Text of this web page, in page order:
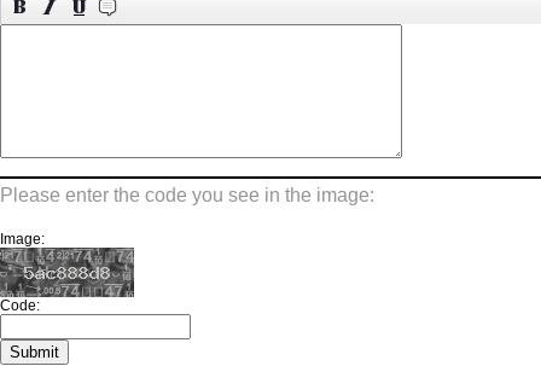
Please enter the code you see in the image:
Image:
Code: